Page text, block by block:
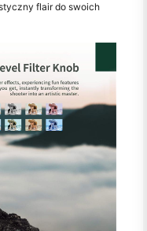
flair do swoich